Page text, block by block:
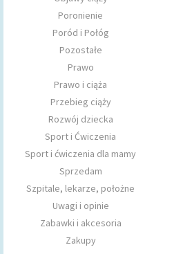
Poronienie
Poród i Połóg
Pozostałe
Prawo
Prawo i ciąża
Przebieg ciąży
Rozwój dziecka
Sport i Ćwiczenia
Sport i ćwiczenia dla mamy
Sprzedam
Szpitale, lekarze, położne
Uwagi i opinie
Zabawki i akcesoria
Zakupy